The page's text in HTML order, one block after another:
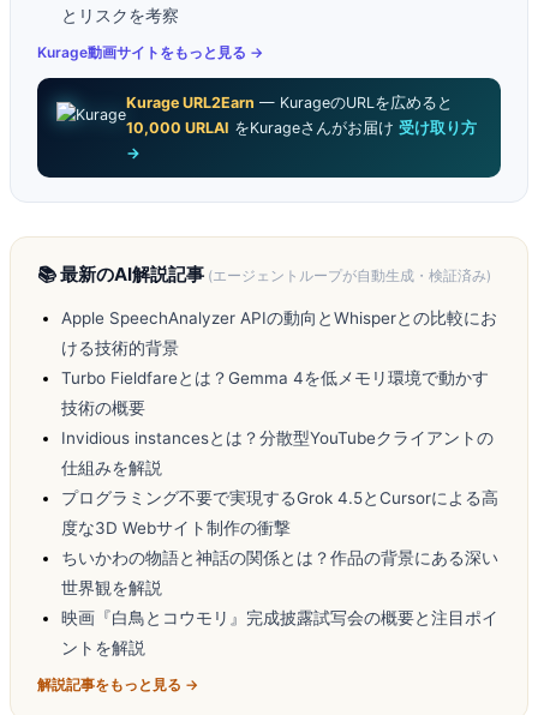
とリスクを考察
Kurage動画サイトをもっと見る →
Kurage URL2Earn — KurageのURLを広めると
10,000 URLAI をKurageさんがお届け 受け取り方
→
📚 最新のAI解説記事 (エージェントループが自動生成・検証済み)
Apple SpeechAnalyzer APIの動向とWhisperとの比較にお
ける技術的背景
Turbo Fieldfareとは？Gemma 4を低メモリ環境で動かす
技術の概要
Invidious instancesとは？分散型YouTubeクライアントの
仕組みを解説
プログラミング不要で実現するGrok 4.5とCursorによる高
度な3D Webサイト制作の衝撃
ちいかわの物語と神話の関係とは？作品の背景にある深い
世界観を解説
映画『白鳥とコウモリ』完成披露試写会の概要と注目ポイ
ントを解説
解説記事をもっと見る →